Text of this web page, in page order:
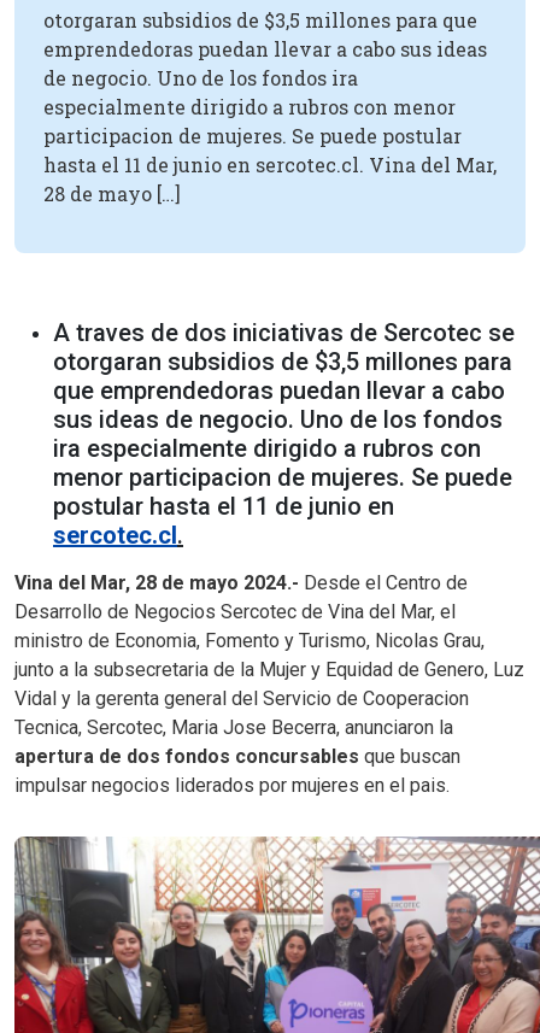
otorgaran subsidios de $3,5 millones para que
emprendedoras puedan llevar a cabo sus ideas
de negocio. Uno de los fondos ira
especialmente dirigido a rubros con menor
participacion de mujeres. Se puede postular
hasta el 11 de junio en sercotec.cl. Vina del Mar,
28 de mayo […]
A traves de dos iniciativas de Sercotec se
otorgaran subsidios de $3,5 millones para
que emprendedoras puedan llevar a cabo
sus ideas de negocio. Uno de los fondos
ira especialmente dirigido a rubros con
menor participacion de mujeres. Se puede
postular hasta el 11 de junio en
sercotec.cl.
Vina del Mar, 28 de mayo 2024.- Desde el Centro de
Desarrollo de Negocios Sercotec de Vina del Mar, el
ministro de Economia, Fomento y Turismo, Nicolas Grau,
junto a la subsecretaria de la Mujer y Equidad de Genero, Luz
Vidal y la gerenta general del Servicio de Cooperacion
Tecnica, Sercotec, Maria Jose Becerra, anunciaron la
apertura de dos fondos concursables que buscan
impulsar negocios liderados por mujeres en el pais.